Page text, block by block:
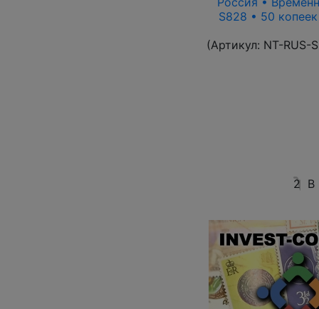
S828 • 50
(Артикул: NT-RUS-
2 В